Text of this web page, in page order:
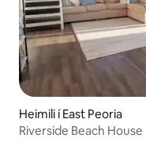
Heimili í East Peoria
Riverside Beach House